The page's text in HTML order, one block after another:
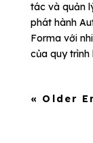
tác và quản
phát hành
Forma với
của quy trình
« Older